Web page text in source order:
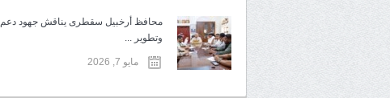
محافظ أرخبيل سقطرى يناقش جهود دعم
وتطوير ...
مايو 7, 2026